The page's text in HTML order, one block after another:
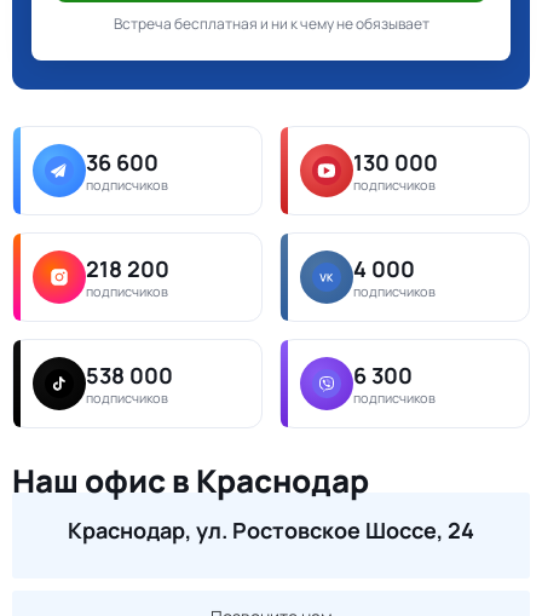
Встреча бесплатная и ни к чему не обязывает
36 600
подписчиков
130 000
подписчиков
218 200
подписчиков
4 000
подписчиков
538 000
подписчиков
6 300
подписчиков
Наш офис в Краснодар
Краснодар, ул. Ростовское Шоссе, 24